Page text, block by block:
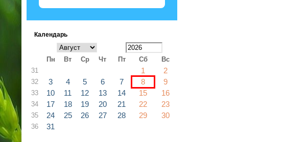
Календарь
Пн Вт Ср Чт Пт Сб
Вс
31
1 2
32 3 4 5 6 7 8 9
33 10 11 12 13 14 15 16
34 17 18 19 20 21 22 23
35 24 25 26 27 28 29 30
36 31